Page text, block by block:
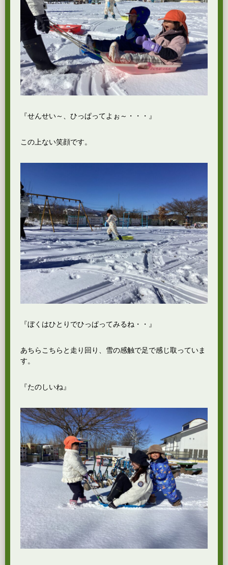
『せんせい～、ひっぱってよぉ～・・・』
この上ない笑顔です。
『ぼくはひとりでひっぱってみるね・・』
あちらこちらと走り回り、雪の感触で足で感じ取っていま
す。
『たのしいね』